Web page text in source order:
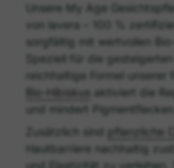
Unsere My Age
von lavera – 100 %
sorgfältig mit wertvollen
Speziell für die
reichhaltige Formel unserer
Bio-Hibiskus
aktiviert die
und mindert Pigmentflecken.
Zusätzlich sind
pflanzliche
Hautbarriere nachhaltig